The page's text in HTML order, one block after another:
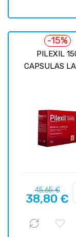
PILEXIL
CAPSULAS
-15%
Precio
regular
45,65 €
38,80 €